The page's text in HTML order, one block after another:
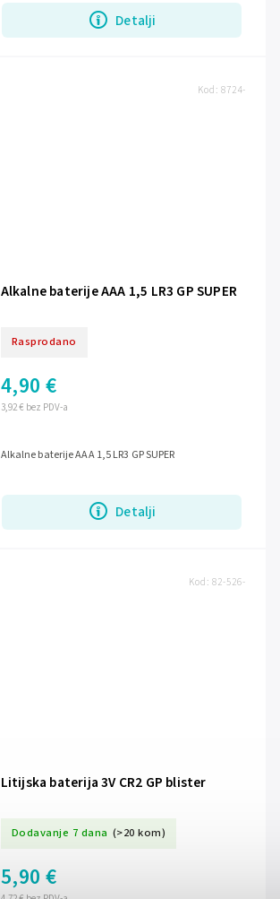
Detalji
Alkalne baterije AAA 1,5 LR3 GP SUPER
Rasprodano
3,92 € bez PDV-a
4,90 €
Detalji
Alkalne baterije AAA 1,5 LR3 GP SUPER
Kod: 8724-
Litijska baterija 3V CR2 GP blister
Dodavanje 7 dana (>20 kom)
5,90 €
Kod: 82-526-